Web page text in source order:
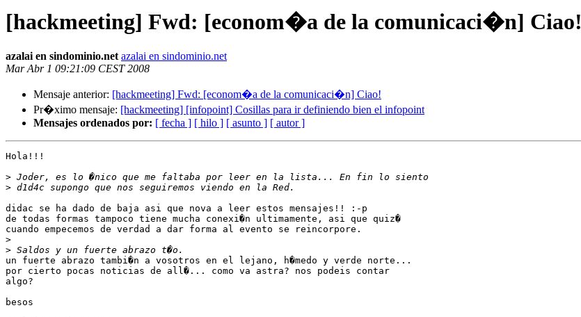
[hackmeeting] Fwd: [econom�a de la comunicaci�n] Ciao!
azalai en sindominio.net azalai en sindominio.net
Mar Abr 1 09:21:09 CEST 2008
Mensaje anterior: [hackmeeting] Fwd: [econom�a de la comunicaci�n] Ciao!
Pr�ximo mensaje: [hackmeeting] [infopoint] Cosillas para ir definiendo bien el infopoint
Mensajes ordenados por: [ fecha ] [ hilo ] [ asunto ] [ autor ]
Hola!!!
>
>
didac se ha dado de baja asi que nova a leer estos mensajes!! :-p
de todas formas tampoco tiene mucha conexi�n ultimamente, asi que quiz�
cuando empecemos de verdad a dar forma al evento se reincorpore.
>
>
un fuerte abrazo tambi�n a vosotros en el lejano, h�medo y verde norte...
por cierto pocas noticias de all�... como va astra? nos podeis contar
algo?
besos